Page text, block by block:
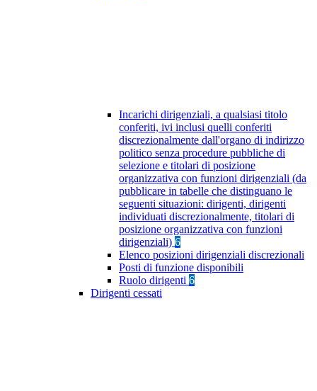
Incarichi dirigenziali, a qualsiasi titolo
conferiti, ivi inclusi quelli conferiti
discrezionalmente dall'organo di indirizzo
politico senza procedure pubbliche di
selezione e titolari di posizione
organizzativa con funzioni dirigenziali (da
pubblicare in tabelle che distinguano le
seguenti situazioni: dirigenti, dirigenti
individuati discrezionalmente, titolari di
posizione organizzativa con funzioni
dirigenziali) 6
Elenco posizioni dirigenziali discrezionali
Posti di funzione disponibili
Ruolo dirigenti 6
Dirigenti cessati